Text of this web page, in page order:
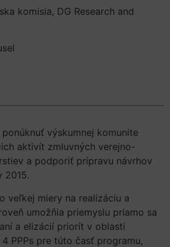
komisia, DG Research and
výskumnej komunite
aktivít zmluvných verejno-
a podporiť prípravu návrhov
2015.
veľkej miery na realizáciu a
umožňia priemyslu priamo sa
a elizácií priorít v oblasti
PPPs pre túto časť programu,